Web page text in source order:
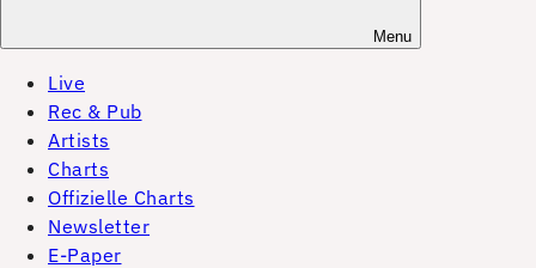
Menu
Live
Rec & Pub
Artists
Charts
Offizielle Charts
Newsletter
E-Paper